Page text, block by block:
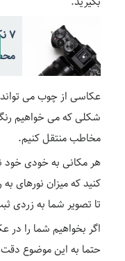
عکاسی از چوب می
شکلی که می خواهیم
مخاطب منتقل کنیم.
هر مکانی به خودی خود
کنید که میزان نورهای
تا تصویر شما به زردی
اگر بخواهیم شما را در
حتما به این موضوع